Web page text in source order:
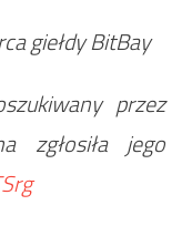
giełdy BitBay
przez
zgłosiła jego